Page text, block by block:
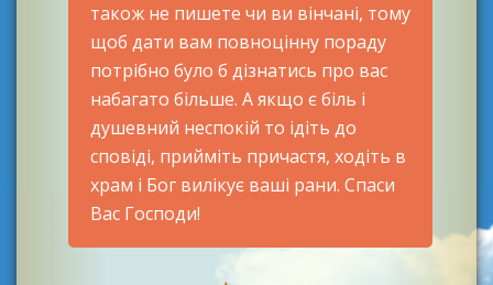
також не пишете чи ви вінчані, тому
щоб дати вам повноцінну пораду
потрібно було б дізнатись про вас
набагато більше. А якщо є біль і
душевний неспокій то ідіть до
сповіді, прийміть причастя, ходіть в
храм і Бог вилікує ваші рани. Спаси
Вас Господи!